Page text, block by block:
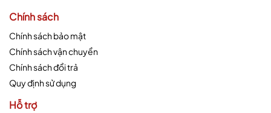
Chính sách
Chính sách bảo mật
Chính sách vận chuyển
Chính sách đổi trả
Quy định sử dụng
Hỗ trợ